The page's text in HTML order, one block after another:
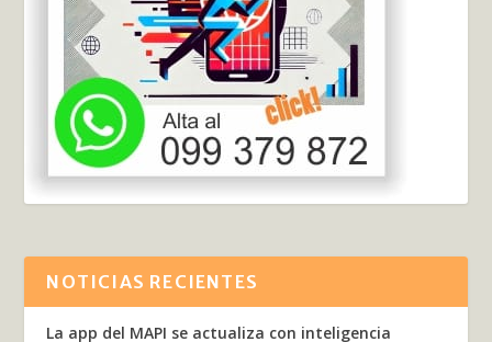
NOTICIAS RECIENTES
La app del MAPI se actualiza con inteligencia